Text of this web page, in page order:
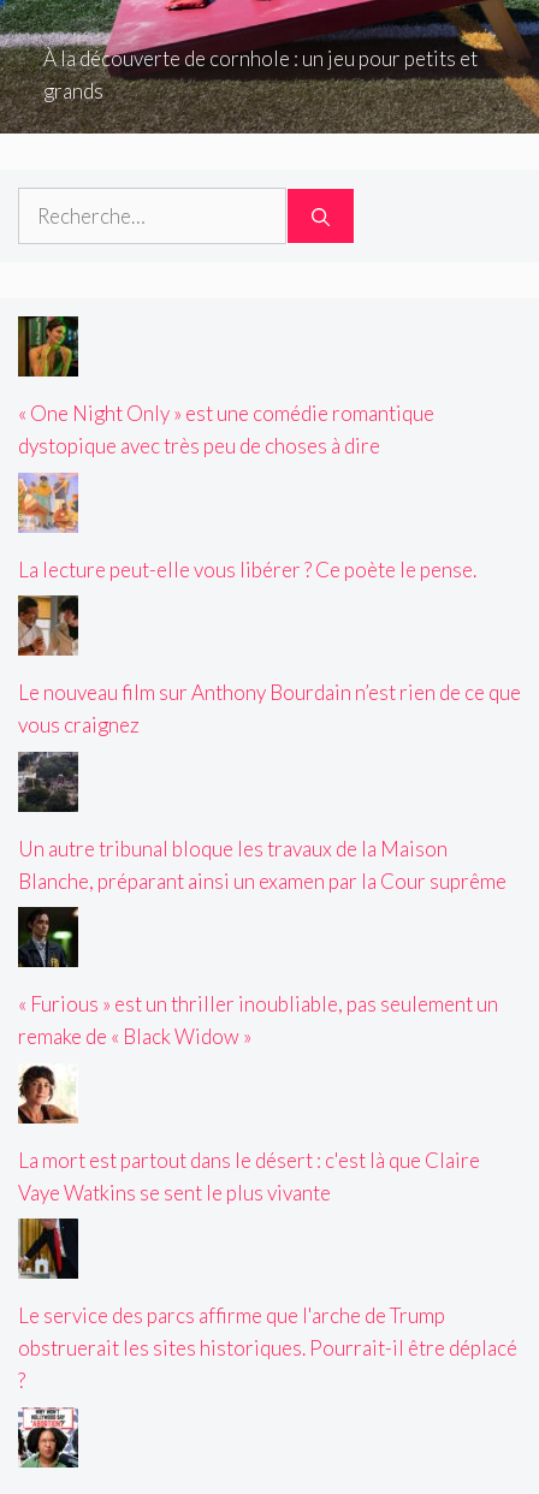
À la découverte de cornhole : un jeu pour petits et
grands
Rechercher :
« One Night Only » est une comédie romantique
dystopique avec très peu de choses à dire
La lecture peut-elle vous libérer ? Ce poète le pense.
Le nouveau film sur Anthony Bourdain n’est rien de ce que
vous craignez
Un autre tribunal bloque les travaux de la Maison
Blanche, préparant ainsi un examen par la Cour suprême
« Furious » est un thriller inoubliable, pas seulement un
remake de « Black Widow »
La mort est partout dans le désert : c'est là que Claire
Vaye Watkins se sent le plus vivante
Le service des parcs affirme que l'arche de Trump
obstruerait les sites historiques. Pourrait-il être déplacé
?